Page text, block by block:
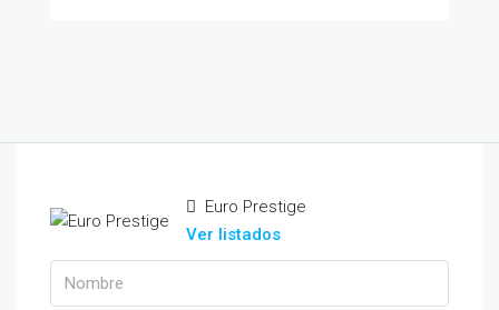
Euro Prestige
Ver listados